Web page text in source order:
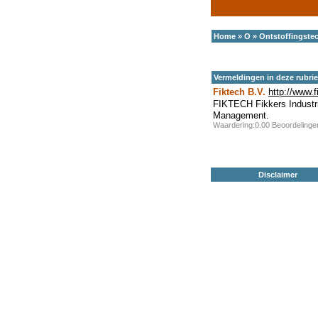
Home » O »
Vermeldingen in deze
Fiktech B.V. http://
FIKTECH Fikkers
Management.
Waardering:0.00
Disclaimer